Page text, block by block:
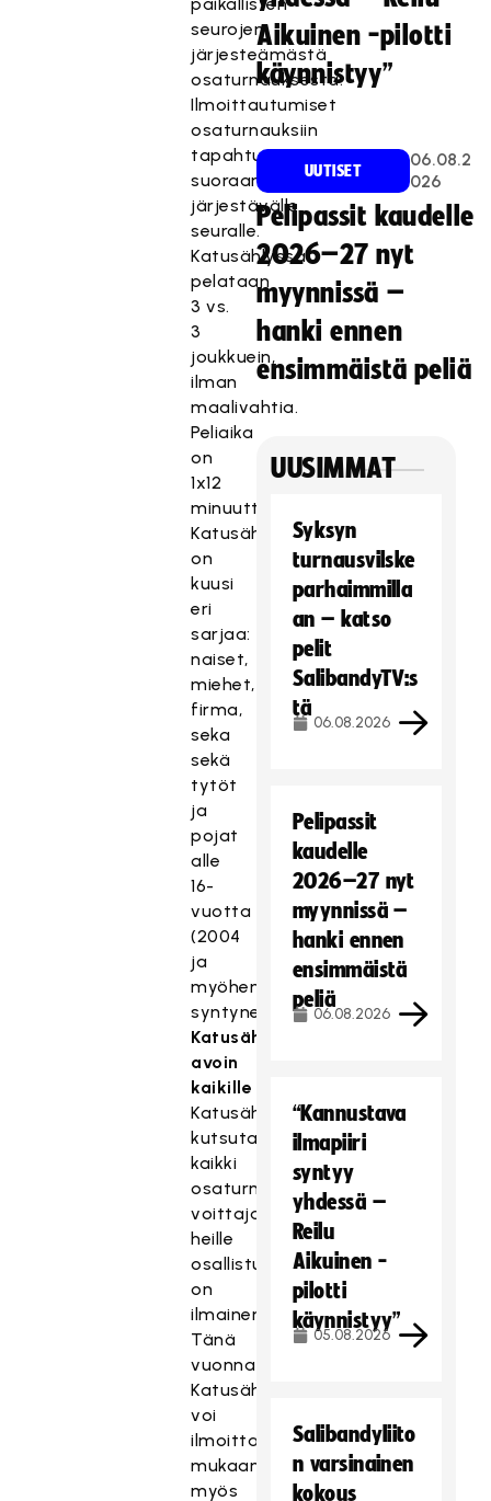
seurojen
järjesteämästä
osaturnauksesta.
Ilmoittautumiset
osaturnauksiin
tapahtuvat
suoraan
järjestävälle
seuralle.
Katusählyssä
pelataan
3 vs.
3
joukkuein,
ilman
maalivahtia.
Peliaika
on
1x12
minuuttia.
Katusählyssä
on
kuusi
eri
sarjaa:
naiset,
miehet,
firma,
seka
sekä
tytöt
ja
pojat
alle
16-
vuotta
(2004
ja
myöhemmin
syntyneet).
Katusählyfinaali
avoin
kaikille
Katusählyfinaaliin
kutsutaan
kaikki
osaturnausten
voittajajoukkueet,
heille
osallistuminen
on
ilmainen.
Tänä
vuonna
Katusählyfinaaliin
voi
ilmoittautua
mukaan
myös
Aikuinen -pilotti
käynnistyy”
UUTISET
06.08.2
026
Pelipassit kaudelle
2026–27 nyt
myynnissä –
hanki ennen
ensimmäistä peliä
UUSIMMAT
Syksyn
turnausvilske
parhaimmilla
an – katso
pelit
SalibandyTV:s
tä
06.08.2026
Pelipassit
kaudelle
2026–27 nyt
myynnissä –
hanki ennen
ensimmäistä
peliä
06.08.2026
“Kannustava
ilmapiiri
syntyy
yhdessä –
Reilu
Aikuinen -
pilotti
käynnistyy”
05.08.2026
Salibandyliito
n varsinainen
kokous